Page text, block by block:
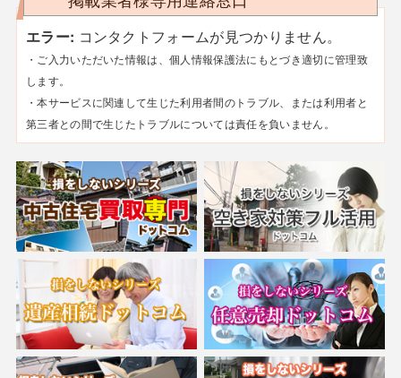
エラー: コンタクトフォームが見つかりません。
・ご入力いただいた情報は、個人情報保護法にもとづき適切に管理致
します。
・本サービスに関連して生じた利用者間のトラブル、または利用者と
第三者との間で生じたトラブルについては責任を負いません。